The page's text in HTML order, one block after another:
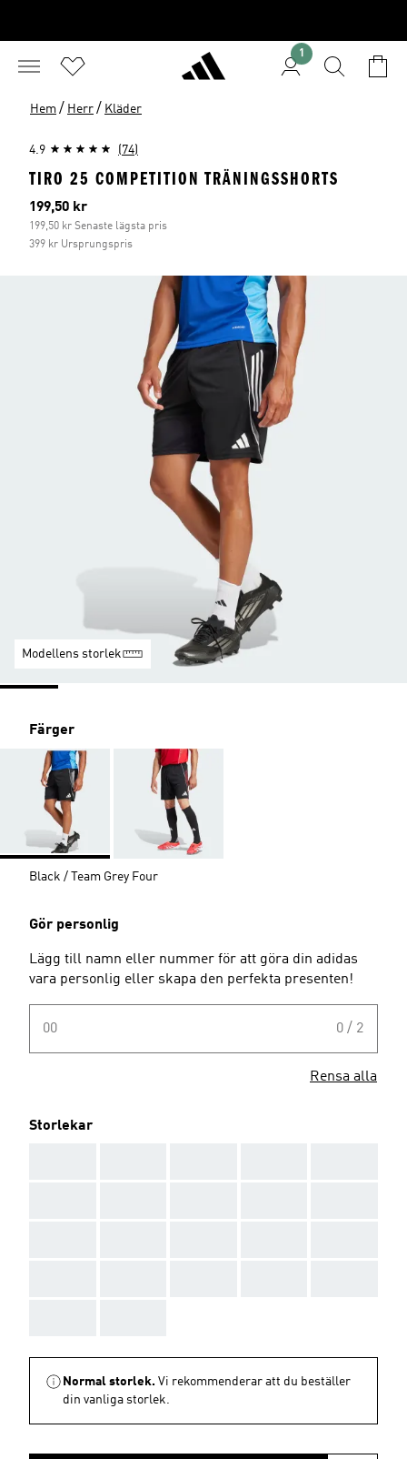
1
Hem / Herr / Kläder
4.9 (74)
TIRO 25 COMPETITION TRÄNINGSSHORTS
Aktuellt pris
199,50 kr
199,50 kr Senaste lägsta pris
399 kr Ursprungspris
Modellens storlek
Färger
Black / Team Grey Four
Gör personlig
Lägg till namn eller nummer för att göra din adidas
vara personlig eller skapa den perfekta presenten!
00 0 / 2
Rensa alla
Storlekar
Normal storlek. Vi rekommenderar att du beställer
din vanliga storlek.